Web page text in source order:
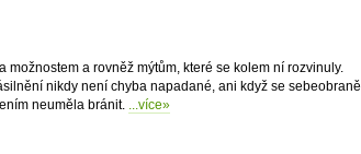
a rovněž mýtům, které se kolem ní rozvinuly.
nikdy není chyba napadané, ani když se sebeobraně
neuměla bránit.
...více»